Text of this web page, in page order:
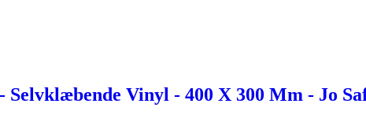
Vinyl - 400 X 300 Mm - Jo